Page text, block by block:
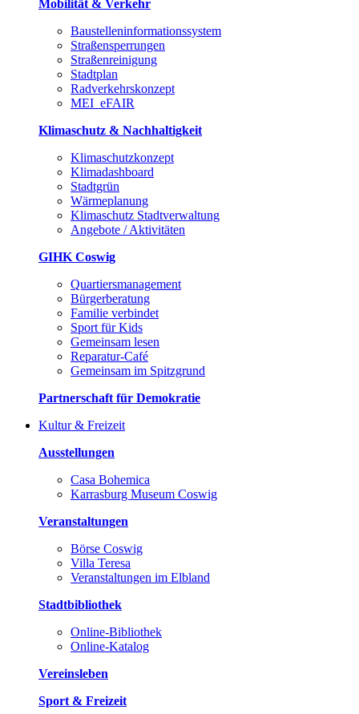
Mobilität & Verkehr
Baustelleninformationssystem
Straßensperrungen
Straßenreinigung
Stadtplan
Radverkehrskonzept
MEI_eFAIR
Klimaschutz & Nachhaltigkeit
Klimaschutzkonzept
Klimadashboard
Stadtgrün
Wärmeplanung
Klimaschutz Stadtverwaltung
Angebote / Aktivitäten
GIHK Coswig
Quartiersmanagement
Bürgerberatung
Familie verbindet
Sport für Kids
Gemeinsam lesen
Reparatur-Café
Gemeinsam im Spitzgrund
Partnerschaft für Demokratie
Kultur & Freizeit
Ausstellungen
Casa Bohemica
Karrasburg Museum Coswig
Veranstaltungen
Börse Coswig
Villa Teresa
Veranstaltungen im Elbland
Stadtbibliothek
Online-Bibliothek
Online-Katalog
Vereinsleben
Sport & Freizeit